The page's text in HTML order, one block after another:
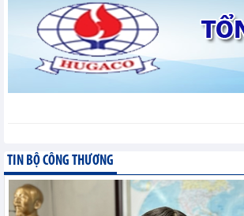
Lithuania đóng
30.000 EUR để giúp
nền kinh tế đang
triển và các nước
phát triển nhất nâng cao năng
thương mại
WTO - Thứ hai, 10-8-2026
định sau khi vượt
bảy tuần, đồng duy
trên 14.000 USD, quặng sắt giằng
trước lo ngại nguồn cung
TIN BỘ CÔNG THƯƠNG